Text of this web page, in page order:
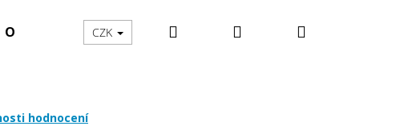
OBLEČENÍ PRO DĚTI O WOODBOARDS
CZK Hledat PřihlášeníNákupní
hodnocení